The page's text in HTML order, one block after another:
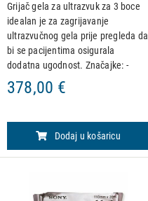
Grijač gela za ultrazvuk za 3 boce
idealan je za zagrijavanje
ultrazvučnog gela prije pregleda da
bi se pacijentima osigurala
dodatna ugodnost. Značajke: -
koriste se do 3 bočice od 250 ml -
grijač može grijati do 3 bočice -
378,00 €
Dodaj u košaricu